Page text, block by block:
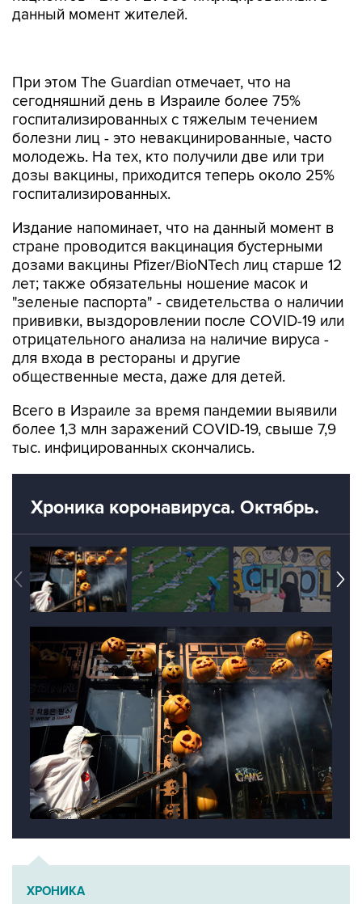
данный момент жителей.
госпитализированных с тяжелым течением
болезни лиц - это невакцинированные, часто
молодежь. На тех, кто получили две или три
дозы вакцины, приходится теперь около 25%
госпитализированных.
Издание напоминает, что на данный момент в
дозами вакцины Pfizer/BioNTech лиц старше 12
лет; также обязательны ношение масок и
"зеленые паспорта" - свидетельства о наличии
прививки, выздоровлении после COVID-19 или
отрицательного анализа на наличие вируса -
для входа в рестораны и другие
общественные места, даже для детей.
Всего в Израиле за время пандемии выявили
тыс. инфицированных скончались.
Хроника коронавируса. Октябрь.
ХРОНИКА
Пандемия коронавируса